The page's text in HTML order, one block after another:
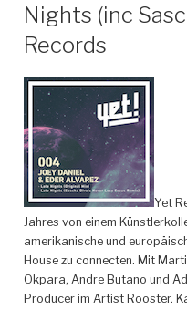
Nights (inc
Records
Yet
Jahres von einem
amerikanische und
House zu connecten. Mit
Okpara, Andre Butano und
Producer im Artist Rooster.